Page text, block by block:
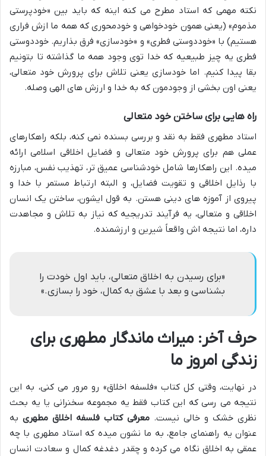
نکته مهمی که استاد مطرح می کنه اینه که باید بین «خودپرستی
مذموم» (یعنی همون خودخواهی و خودمحوری که همه ما ازش فراری
هستیم) با «خوددوستی فطری» و «خودسازی» فرق بذاریم. خوددوستی
فطری یه چیز طبیعیه که خدا توی وجود همه ما گذاشته تا بتونیم
بقا پیدا کنیم. اما خودسازی یعنی تلاش برای پرورش خود متعالی،
یعنی اون بخشی از وجودمون که به خدا و ارزش های الهی وصله.
راه هایی برای ساختن خود متعالی
استاد مطهری فقط به نقد و بررسی بسنده نمی کنه، بلکه راهکارهای
عملی هم برای پرورش خود متعالی و فضایل اخلاقی اسلامی ارائه
میده. این راهکارها شامل خودشناسی عمیق تر، تهذیب نفس، مبارزه
با رذایل اخلاقی و تقویت فضایل، و البته ارتباط مستمر با خدا و
پیروی از آموزه های دینی هستن. به قول ایشون، ساختن یک انسان
اخلاقی و متعالی، یه فرآیند تدریجیه که نیاز به تلاش و مجاهدت
داره، اما نتیجه اش واقعاً شیرین و ارزشمنده.
«برای رسیدن به اخلاق متعالی، باید اول خودت را
بشناسی و بعد با عشق به کمال، خود را بسازی.»
حرف آخر: میراث ماندگار مطهری برای
زندگی امروز ما
در نهایت، وقتی کل کتاب «فلسفه اخلاق» رو مرور می کنی، به این
نتیجه می رسی که این کتاب فقط یه مجموعه سخنرانی یا یه بحث
نظری خشک و خالی نیست. معرفی کتاب فلسفه اخلاق مطهری به
عنوان یه راهنمای جامع، به ما نشون میده که استاد مطهری با چه
عمقی به اخلاق نگاه می کرده و چقدر دغدغه کمال و سعادت انسان